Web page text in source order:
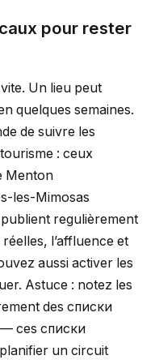
pour rester
Un lieu peut
quelques semaines.
de suivre les
: ceux
Menton
les-Mimosas
regulièrement
l’affluence et
aussi activer les
Astuce : notez les
des списки
ces списки
un circuit